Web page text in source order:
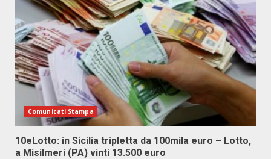
Comunicati Stampa
10eLotto: in Sicilia tripletta da 100mila euro – Lotto,
a Misilmeri (PA) vinti 13.500 euro